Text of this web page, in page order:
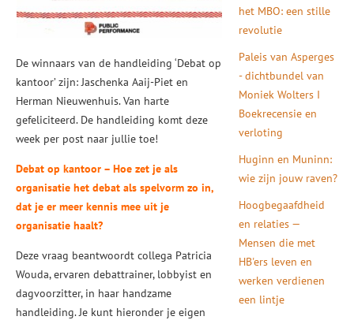
De winnaars van de handleiding ‘Debat op
kantoor’ zijn: Jaschenka Aaij-Piet en
Herman Nieuwenhuis. Van harte
gefeliciteerd. De handleiding komt deze
week per post naar jullie toe!
Debat op kantoor – Hoe zet je als
organisatie het debat als spelvorm zo in,
dat je er meer kennis mee uit je
organisatie haalt?
Deze vraag beantwoordt collega Patricia
Wouda, ervaren debattrainer, lobbyist en
dagvoorzitter, in haar handzame
handleiding. Je kunt hieronder je eigen
het MBO: een stille
revolutie
Paleis van Asperges
- dichtbundel van
Moniek Wolters I
Boekrecensie en
verloting
Huginn en Muninn:
wie zijn jouw raven?
Hoogbegaafdheid
en relaties —
Mensen die met
HB'ers leven en
werken verdienen
een lintje